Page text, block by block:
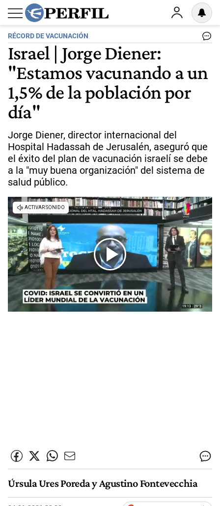
RÉCORD DE VACUNACIÓN
Israel | Jorge Diener:
"Estamos vacunando a un
1,5% de la población por
día"
Jorge Diener, director internacional del
Hospital Hadassah de Jerusalén, aseguró que
el éxito del plan de vacunación israelí se debe
a la "muy buena organización" del sistema de
salud público.
Úrsula Ures Poreda y Agustino Fontevecchia